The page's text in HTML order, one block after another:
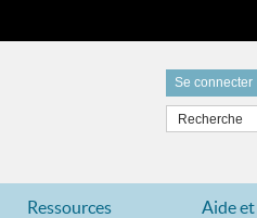
Se connecter
Ressources Aide